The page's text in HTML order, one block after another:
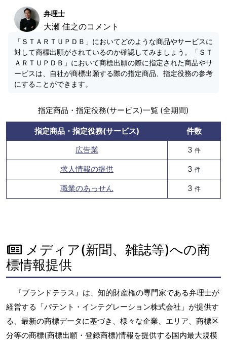
弁理士
大瀬 佳之のコメント
「ＳＴＡＲＴＵＰＤＢ」においてどのような商品やサービスに
対して商標出願がされているのか確認してみましょう。「ＳＴ
ＡＲＴＵＰＤＢ」において商標出願の際に指定された商品やサ
ービスは、自社が商標出願する際の指定商品、指定役務の参考
にすることができます。
指定商品・指定役務(サービス)一覧 (全期間)
指定商品・指定役務(サービス)
件数
広告業
3 件
求人情報の提供 3 件
職業のあっせん 3 件
メディア(新聞、雑誌等)への商
標情報提供
『ブランドテラス』は、知的財産権の専門家である弁理士が
経営する「パテント・インテグレーション株式会社」が提供す
る、最新の商標データに基づき、様々な企業、エリア、商標区
分等の商標(商標出願・登録商標)情報を提供する国内最大規模